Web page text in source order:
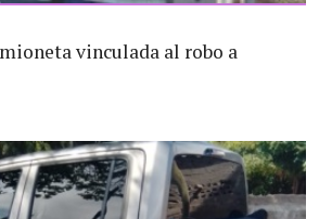
vinculada al robo a